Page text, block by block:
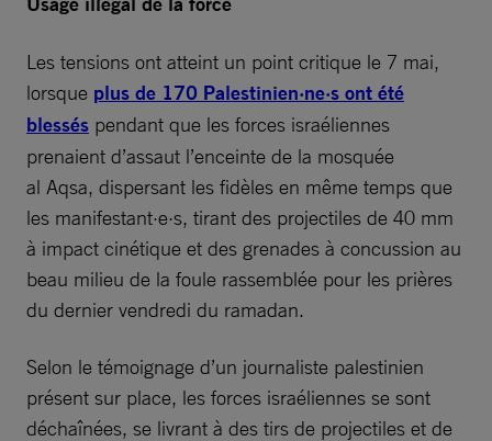
Les tensions ont atteint un point critique le 7 mai,
lorsque plus de 170 Palestinien·ne·s ont été
blessés pendant que les forces israéliennes
prenaient d’assaut l’enceinte de la mosquée
al Aqsa, dispersant les fidèles en même temps que
les manifestant·e·s, tirant des projectiles de 40 mm
à impact cinétique et des grenades à concussion au
beau milieu de la foule rassemblée pour les prières
du dernier vendredi du ramadan.
Selon le témoignage d’un journaliste palestinien
présent sur place, les forces israéliennes se sont
déchaînées, se livrant à des tirs de projectiles et de